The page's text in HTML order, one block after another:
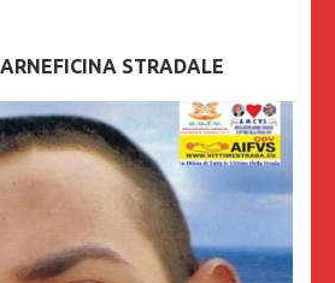
STRADALE